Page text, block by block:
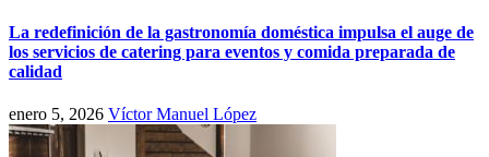
La redefinición de la gastronomía doméstica impulsa el auge de
los servicios de catering para eventos y comida preparada de
calidad
enero 5, 2026 Víctor Manuel López